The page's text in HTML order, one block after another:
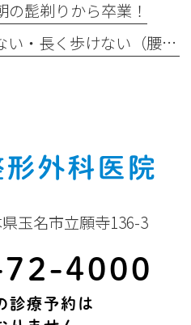
の髭剃りから卒業！
腰が痛くて腰を反らせない・長く歩けない（腰部脊柱管狭窄症）
玉名市立願寺136-3
4000
診療予約は